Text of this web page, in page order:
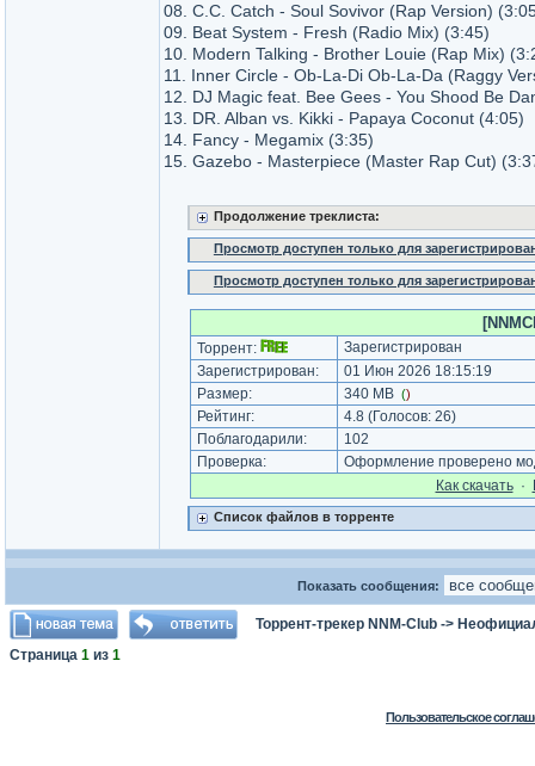
08. C.C. Catch - Soul Sovivor (Rap Version)
09. Beat System - Fresh (Radio Mix) (3:45)
10. Modern Talking - Brother Louie (Rap Mix)
11. Inner Circle - Ob-La-Di Ob-La-Da (Raggy
12. DJ Magic feat. Bee Gees - You Shood Be
13. DR. Alban vs. Kikki - Papaya Coconut (4:05)
14. Fancy - Megamix (3:35)
15. Gazebo - Masterpiece (Master Rap Cut)
Продолжение треклиста:
Просмотр доступен только для
Просмотр доступен только для
Торрент:
Зарегистрирован
Зарегистрирован:
01 Июн 2026 18:15:19
Размер:
340 MB ()
Рейтинг: 4.8 (Голосов: 26)
Поблагодарили:
102
Проверка:
Оформление проверено
Как cкачать·
Список файлов в торренте
Показать сообщения:
Торрент-трекер NNM-Club ->
Страница 1 из 1
Пользовательское